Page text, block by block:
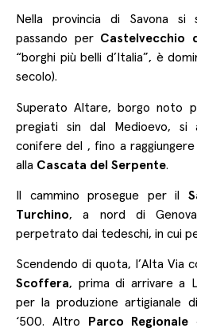
Nella provincia di Savona si
passando per Castelvecchio
“borghi più belli d’Italia”, è
secolo).
Superato Altare, borgo noto
pregiati sin dal Medioevo, si
conifere del , fino a
alla Cascata del Serpente.
Il cammino prosegue per il
Turchino, a nord di
perpetrato dai tedeschi, in cui
Scendendo di quota, l’Alta Via
Scoffera, prima di arrivare a
per la produzione artigianale
‘500. Altro
Parco Regionale